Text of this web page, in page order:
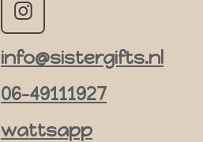
I
s
a
g
info@sistergifts.nl
06-49111927
wattsapp